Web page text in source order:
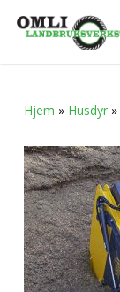
Hjem » Husdyr»